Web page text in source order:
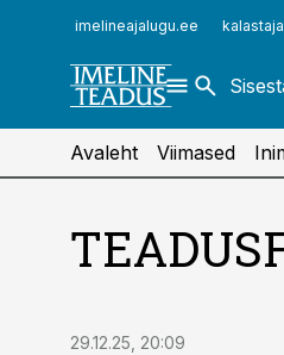
imelineajalugu.ee
finantsuudised.ee
aritehnoloogia.ee
Avaleht Viimased
29.12.25, 20:09